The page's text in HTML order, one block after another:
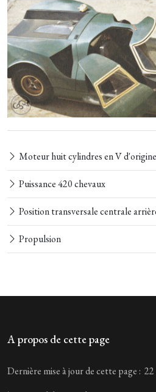
Moteur huit cylindres en V
Puissance 420 chevaux
Position transversale centrale
Propulsion
A propos de cette page
Dernière mise à jour de cette page :